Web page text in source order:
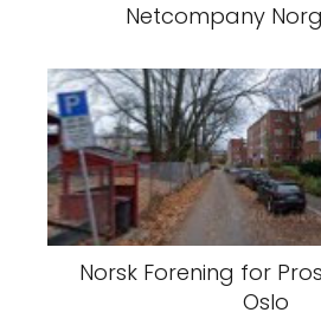
Netcompany
Norsk Forening for
Oslo